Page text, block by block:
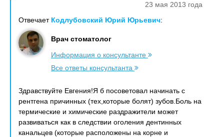
23 мая 2013 года
Отвечает Кодлубовский Юрий Юрьевич:
Врач стоматолог
Информация о консультанте
Все ответы консультанта
Здравствуйте Евгения!Я б посоветовал начинать с
рентгена причинных (тех,которые болят) зубов.Боль на
термические и химические раздражители может
развиваться как в следствии оголения дентинных
канальцев (которые расположены на корне и